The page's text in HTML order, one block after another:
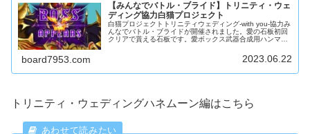
【みんなでバトル・ブライド】トリニティ・ウェ
ディング協力白猫プロジェクト
白猫プロジェクトトリニティウェディング-with you-協力み
んなでバトル・ブライドが開催されました。愛の石板初回
クリアで貰える石板です。愛ボックス武器合成用ハンマー
board7953.com 2023.06.22
トリニティ・ウェディングハネムーン編はこちら